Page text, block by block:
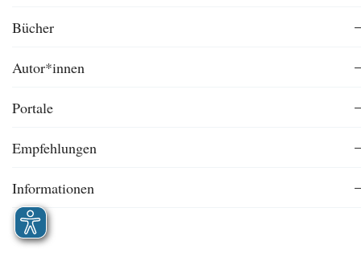
Bücher
Autor*innen
Portale
Empfehlungen
Informationen